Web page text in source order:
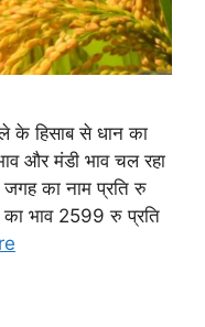
के हिसाब से धान का
और मंडी भाव चल रहा
का नाम प्रति रु
का भाव 2599 रु प्रति